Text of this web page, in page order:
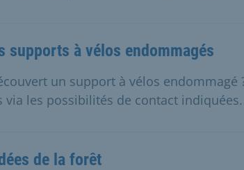
supports à vélos endommagés
un support à vélos endommagé
via les possibilités de contact indiquées.
de la forêt